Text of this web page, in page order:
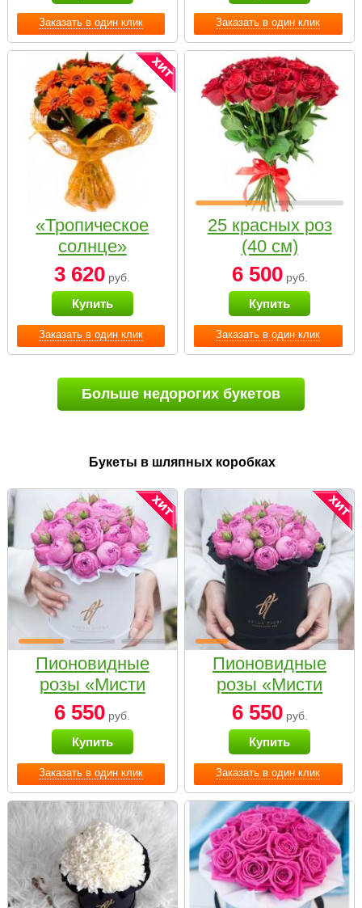
Заказать в один клик Заказать в один клик
Заказать в один клик
«Тропическое
солнце»
3 620 руб.
Купить
Заказать в один клик
25 красных роз
(40 см)
6 500руб.
Купить
Больше недорогих букетов
Букеты в шляпных коробках
Заказать в один клик
Пионовидные
розы «Мисти
бабблс» в белой
коробке Small
6 550 руб.
Купить
Заказать в один клик
Пионовидные
розы «Мисти
бабблс» в
черной коробке
Small
6 550руб.
Купить